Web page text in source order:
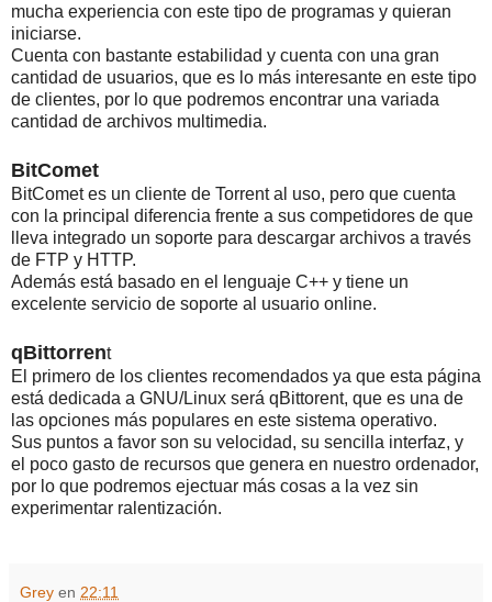
mucha experiencia con este tipo de programas y quieran
iniciarse.
Cuenta con bastante estabilidad y cuenta con una gran
cantidad de usuarios, que es lo más interesante en este tipo
de clientes, por lo que podremos encontrar una variada
cantidad de archivos multimedia.
BitComet
BitComet es un cliente de Torrent al uso, pero que cuenta
con la principal diferencia frente a sus competidores de que
lleva integrado un soporte para descargar archivos a través
de FTP y HTTP.
Además está basado en el lenguaje C++ y tiene un
excelente servicio de soporte al usuario online.
qBittorrent
El primero de los clientes recomendados ya que esta página
está dedicada a GNU/Linux será qBittorent, que es una de
las opciones más populares en este sistema operativo.
Sus puntos a favor son su velocidad, su sencilla interfaz, y
el poco gasto de recursos que genera en nuestro ordenador,
por lo que podremos ejectuar más cosas a la vez sin
experimentar ralentización.
Grey en 22:11